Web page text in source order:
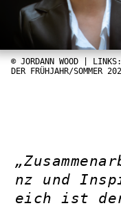
© JORDANN WOOD |
DER FRÜHJAHR/SOMMER
nz und
eich ist